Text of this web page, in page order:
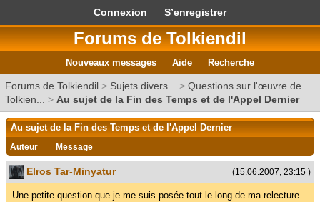
Connexion S’enregistrer
Forums de Tolkiendil
Nouveaux messages Aide Recherche
Forums de Tolkiendil > Sujets divers... > Questions sur l'œuvre de
Tolkien...
> Au sujet de la Fin des Temps et de l'Appel Dernier
Au sujet de la Fin des Temps et de l'Appel Dernier
Auteur Message
(15.06.2007, 23:15 )
Elros Tar-Minyatur
Une petite question que je me suis posée tout le long de ma relecture